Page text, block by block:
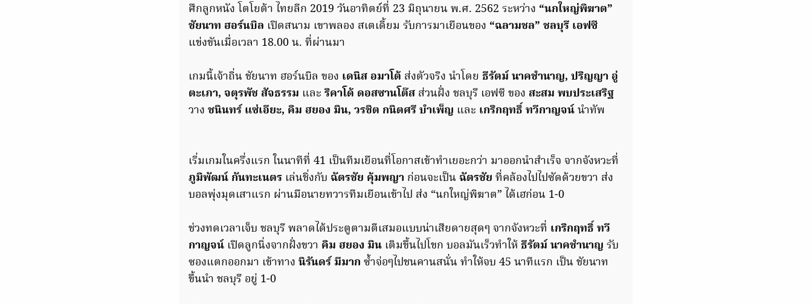
ศึกลูกหนัง โตโยต้า ไทยลีก 2019 วันอาทิตย์ที่ 23 มิถุนายน พ.ศ. 2562 ระหว่าง “นกใหญ่พิฆาต”
ชัยนาท ฮอร์นบิล เปิดสนาม เขาพลอง สเตเดี้ยม รับการมาเยือนของ “ฉลามชล” ชลบุรี เอฟซี
แข่งขันเมื่อเวลา 18.00 น. ที่ผ่านมา
เกมนี้เจ้าถิ่น ชัยนาท ฮอร์นบิล ของ เดนิส อมาโต้ ส่งตัวจริง นำโดย ธีรัตม์ นาคชำนาญ, ปริญญา อู่
ตะเภา, จตุรพัช สัจธรรม และริคาโด้ ดอสซานโต๊ส ส่วนฝั่ง ชลบุรี เอฟซี ของ สะสม พบประเสริฐ
วาง ชนินทร์ แซ่เอียะ, คิม ฮยอง มิน, วรชิต กนิตศรี บำเพ็ญ และ เกริกฤทธิ์ ทวีกาญจน์นำทัพ
เริ่มเกมในครึ่งแรก ในนาทีที่ 41 เป็นทีมเยือนที่โอกาสเข้าทำเยอะกว่า มาออกนำสำเร็จ จากจังหวะที่
ภูมิพัฒน์ กันทะเนตร เล่นชิ่งกับ ฉัตรชัย คุ้มพญา ก่อนจะเป็นฉัตรชัย ที่คล้องไปไปซัดด้วยขวา ส่ง
บอลพุ่งมุดเสาแรก ผ่านมือนายทวารทีมเยือนเข้าไป ส่ง “นกใหญ่พิฆาต” ได้เฮก่อน 1-0
ช่วงทดเวลาเจ็บ ชลบุรี พลาดได้ประตูตามตีเสมอแบบน่าเสียดายสุดๆ จากจังหวะที่ เกริกฤทธิ์ ทวี
กาญจน์ เปิดลูกนิ่งจากฝั่งขวา คิม ฮยอง มิน เติมขึ้นไปโขก บอลมันเร็วทำให้ ธีรัตม์ นาคชำนาญ รับ
ซองแตกออกมา เข้าทาง นิรันดร์ มีมาก ซ้ำจ่อๆไปชนคานสนั่น ทำให้จบ 45 นาทีแรก เป็น ชัยนาท
ขึ้นนำ ชลบุรี อยู่ 1-0